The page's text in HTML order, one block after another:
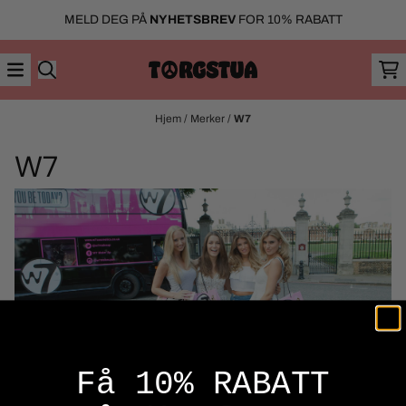
Hopp til innholdMELD DEG PÅ NYHETSBREVFOR 10% RABATT
Hjem / Merker / W7
W7
Få 10% RABATT